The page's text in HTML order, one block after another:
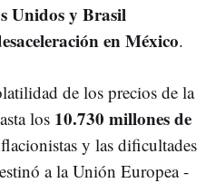
Unidos y Brasil
en México.
de los precios de la
los 10.730 millones de
y las dificultades
a la Unión Europea -